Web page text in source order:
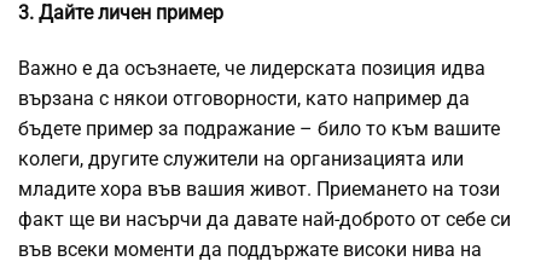
3. Дайте личен пример
Важно е да осъзнаете, че лидерската позиция идва
вързана с някои отговорности, като например да
бъдете пример за подражание – било то към вашите
колеги, другите служители на организацията или
младите хора във вашия живот. Приемането на този
факт ще ви насърчи да давате най-доброто от себе си
във всеки моменти да поддържате високи нива на